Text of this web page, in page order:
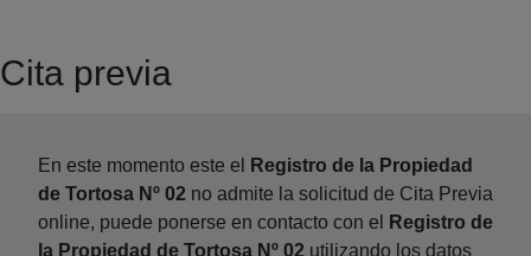
Cita previa
En este momento este el
Registro de la Propiedad
de Tortosa Nº 02 no admite la solicitud de Cita Previa
online, puede ponerse en contacto con el
Registro de
la Propiedad de Tortosa Nº 02 utilizando los datos